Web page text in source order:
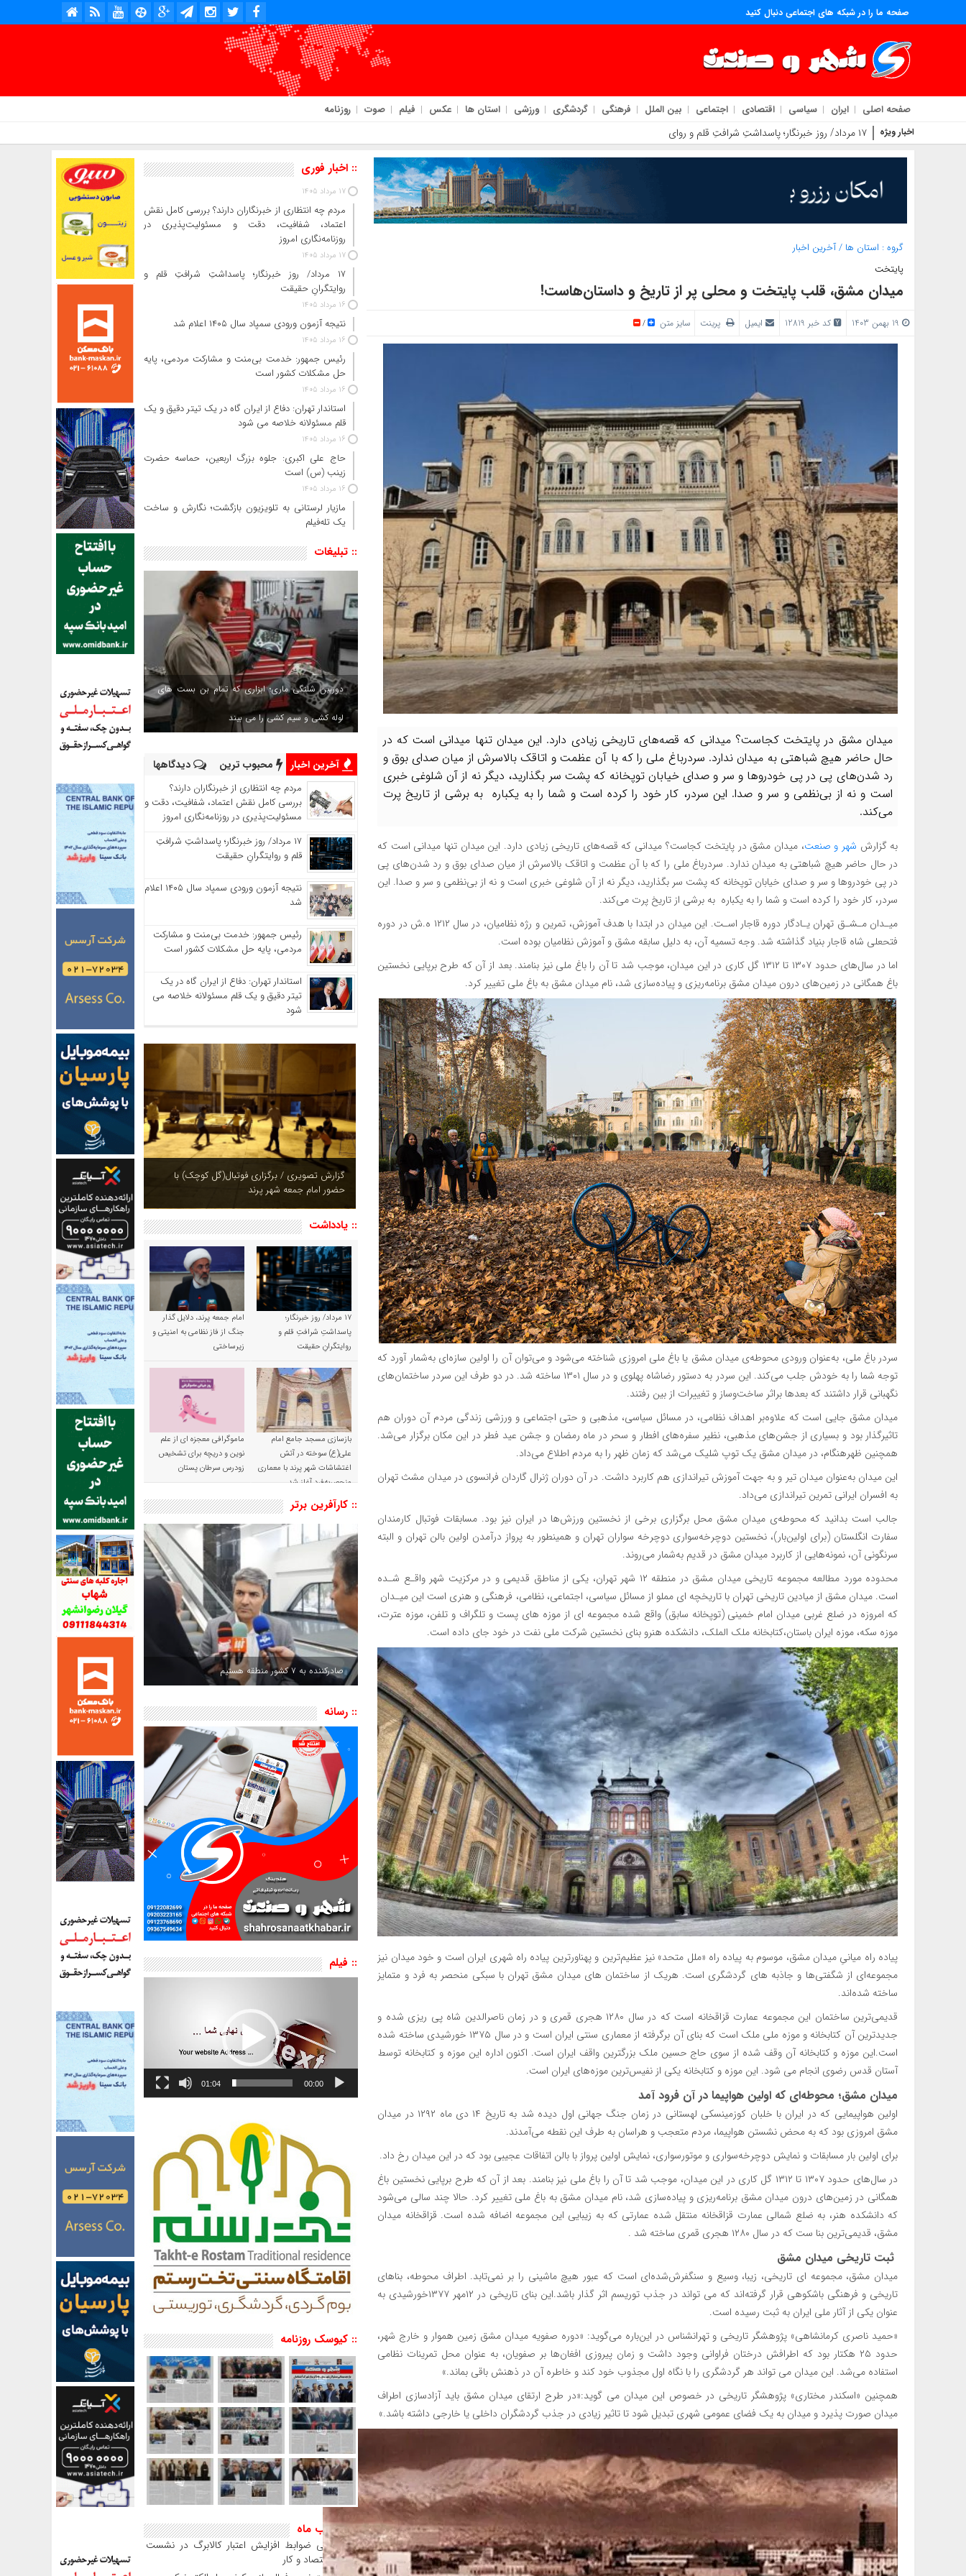
صفحه ما را در شبکه های اجتماعی دنبال کنید
صفحه اصلی ایران سیاسی اقتصادی اجتماعی بین الملل فرهنگی گردشگری ورزشی استان ها عکس فیلم صوت روزنامه
اخبار ویژه ۱۷ مرداد/ روز خبرنگار؛ پاسداشتِ شرافتِ قلم و روایتگرانِ حقیقت
گروه : استان ها /آخرین اخبار
پایتخت
میدان مشق، قلب پایتخت و محلی پر از تاریخ و داستان‌هاست!
کد خبر 12819 ایمیل پرینت سایز متن /
میدان مشق در پایتخت کجاست؟ میدانی که قصه‌های تاریخی زیادی دارد. این میدان تنها میدانی است که در
حال حاضر هیچ شباهتی به میدان ندارد. سردرباغ ملی را که با آن عظمت و اتاقک بالاسرش از میان صدای بوق و
رد شدن‌های پی در پی خودروها و سر و صدای خیابان توپخانه که پشت سر بگذارید، دیگر نه از آن شلوغی خبری
است و نه از بی‌نظمی و سر و صدا. این سردر، کار خود را کرده است و شما را به یکباره به برشی از تاریخ پرت
می‌کند.
به گزارش شهر و صنعت، میدان مشق در پایتخت کجاست؟ میدانی که قصه‌های تاریخی زیادی دارد. این میدان تنها میدانی است که
در حال حاضر هیچ شباهتی به میدان ندارد. سردرباغ ملی را که با آن عظمت و اتاقک بالاسرش از میان صدای بوق و رد شدن‌های پی
در پی خودروها و سر و صدای خیابان توپخانه که پشت سر بگذارید، دیگر نه از آن شلوغی خبری است و نه از بی‌نظمی و سر و صدا. این
سردر، کار خود را کرده است و شما را به یکباره به برشی از تاریخ پرت می‌کند.
میـدان مـشـق تهران یـادگار دوره قاجار اسـت. این میدان در ابتدا با هدف آموزش، تمرین و رژه نظامیان، در سال ۱۲۱۲ ه.ش در دوره
فتحعلی شاه قاجار بنیاد گذاشته شد. وجه تسمیه آن، به دلیل سابقه مشق و آموزش نظامیان بوده است.
اما در سال‌های حدود ۱۳۰۷ تا ۱۳۱۲ گل کاری در این میدان، موجب شد تا آن را باغ ملی نیز بنامند. بعد از آن که طرح برپایی نخستین
باغ همگانی در زمین‌های درون میدان مشق برنامه‌ریزی و پیاده‌سازی شد، نام میدان مشق به باغ ملی تغییر کرد.
سردر باغ ملی، به‌عنوان ورودی محوطه‌ی میدان مشق یا باغ ملی امروزی شناخته می‌شود و می‌توان آن را اولین سازه‌ای به‌شمار آورد که
توجه شما را به خودش جلب می‌کند. این سردر به دستور رضاشاه پهلوی و در سال ۱۳۰۱ ساخته شد. در دو طرف این سردر ساختمان‌های
نگهبانی قرار داشتند که بعدها براثر ساخت‌وساز و تغییرات از بین رفتند.
میدان مشق جایی است که علاوه‌بر اهداف نظامی، در مسائل سیاسی، مذهبی و حتی اجتماعی و ورزشی زندگی مردم آن دوران هم
تاثیرگذار بود و بسیاری از جشن‌های مذهبی، نظیر سفره‌های افطار و سحر در ماه رمضان و جشن عید فطر در این مکان برگزار می‌شد.
همچنین ظهرهنگام، در میدان مشق یک توپ شلیک می‌شد که زمان ظهر را به مردم اطلاع می‌داد.
این میدان به‌عنوان میدان تیر و به جهت آموزش تیراندازی هم کاربرد داشت. در آن دوران ژنرال گاردان فرانسوی در میدان مشث تهران
به افسران ایرانی تمرین تیراندازی می‌داد.
جالب است بدانید که محوطه‌ی میدان مشق محل برگزاری برخی از نخستین ورزش‌ها در ایران نیز بود. مسابقات فوتبال کارمندان
سفارت انگلستان (برای اولین‌بار)، نخستین دوچرخه‌سواری دوچرخه سواران تهران و همینطور به پرواز درآمدن اولین بالن تهران و البته
سرنگونی آن، نمونه‌هایی از کاربرد میدان مشق در قدیم به‌شمار می‌روند.
محدوده مورد مطالعه مجموعه تاریخی میدان مشق در منطقه ۱۲ شهر تهران، یکی از مناطق قدیمی و در مرکزیت شهر واقـع شـده
است. میدان مشق از میادین تاریخی تهران با تاریخچه ای مملو از مسائل سیاسی، اجتماعی، نظامی، فرهنگی و هنری است این میـدان
که امروزه در ضلع غربی میدان امام خمینی (توپخانه سابق) واقع شده مجموعه ای از موزه های پست و تلگراف و تلفن، موزه عترت،
موزه سکه، موزه ایران باستان،کتابخانه ملک الملک، دانشکده هنرو بنای نخستین شرکت ملی نفت در خود جای داده است.
پیاده ‌راه میانیِ میدان مشق، موسوم به پیاده‌ راه «ملل متحد» نیز عظیم‌ترین و پهناورترین پیاده‌ راه شهری ایران است و خود میدان نیز
مجموعه‌ای از شگفتی‌ها و جاذبه های گردشگری است. هریک از ساختمان ‌های میدان مشق تهران با سبکی منحصر به ‌فرد و متمایز
ساخته شده‌اند.
قدیمی‌ترین ساختمان این مجموعه عمارت قزاقخانه است که در سال ۱۲۸۰ هجری قمری و در زمان ناصرالدین شاه پی ریزی شده و
جدیدترین آن کتابخانه و موزه ملی ملک است که بنای آن برگرفته از معماری سنتی ایران است و در سال ۱۳۷۵ خورشیدی ساخته شده
است.این موزه و کتابخانه آن وقف شده از سوی حاج حسین ملک بزرگترین واقف ایران است. اکنون اداره این موزه و کتابخانه توسط
آستان قدس رضوی انجام می شود. این موزه و کتابخانه یکی از نفیس‌ترین موزه‌های ایران است.
میدان مشق؛ محوطه‌ای که اولین هواپیما در آن فرود آمد
اولین هواپیمایی که در ایران با خلبان کوزمینسکی لهستانی در زمان جنگ جهانی اول دیده شد به تاریخ ۱۴ دی ماه ۱۲۹۲ در میدان
مشق امروزی بود که به محض نشستن هواپیما، مردم متعجب و هراسان به طرف این نقطه می‌آمدند.
برای اولین بار مسابقات و نمایش دوچرخه‌سواری و موتورسواری، نمایش اولین پرواز با بالن اتفاقات عجیبی بود که در این میدان رخ داد.
در سال‌های حدود ۱۳۰۷ تا ۱۳۱۲ گل کاری در این میدان، موجب شد تا آن را باغ ملی نیز بنامند. بعد از آن که طرح برپایی نخستین باغ
همگانی در زمین‌های درون میدان مشق برنامه‌ریزی و پیاده‌سازی شد، نام میدان مشق به باغ ملی تغییر کرد. حالا چند سالی می‌شود
که دانشکده هنر، به ضلع شمالی عمارت قزاقخانه منتقل شده عمارتی که به زیبایی این مجموعه اضافه شده است. قزاقخانه میدان
مشق، قدیمی‌ترین بنا ست که در سال ۱۲۸۰ هجری قمری ساخته شد .
ثبت تاریخی میدان مشق
میدان مشق، مجموعه ای تاریخی، زیبا، وسیع و سنگفرش‌شده‌ای است که عبور هیچ ماشینی را بر نمی‌تابد. اطراف محوطه، بناهای
تاریخی و فرهنگی باشکوهی قرار گرفته‌اند که می تواند در جذب توریسم اثر گذار باشد.این بنای تاریخی در ۱۲مهر ۱۳۷۷خورشیدی به
عنوان یکی از آثار ملی ایران به ثبت رسیده است.
«حمید ناصری کرمانشاهی» پژوهشگر تاریخی و تهرانشناس در این‌باره می‌گوید: «دوره صفویه میدان مشق زمین هموار و خارج شهر،
حدود ۲۵ هکتار بود که اطرافش درختان فراوانی وجود داشت و زمان پیروزی افغان‌ها بر صفویان، به ‌عنوان محل تمرینات نظامی
استفاده می‌شد. این میدان می تواند هر گردشگری را با نگاه اول مجذوب خود کند و خاطره آن در ذهنش باقی بماند.»
همچنین «اسکندر مختاری» پژوهشگر تاریخی در خصوص این میدان می گوید:«در طرح ارتقای میدان مشق باید آزادسازی‌ اطراف
میدان صورت پذیرد و میدان به یک فضای عمومی شهری تبدیل شود تا تاثیر زیادی در جذب گردشگران داخلی یا خارجی داشته باشد.»
:: اخبار فوری
17 مرداد 1405
مردم چه انتظاری از خبرنگاران دارند؟ بررسی کامل نقش
اعتماد، شفافیت، دقت و مسئولیت‌پذیری در
روزنامه‌نگاری امروز
17 مرداد 1405
۱۷ مرداد/ روز خبرنگار؛ پاسداشتِ شرافتِ قلم و
روایتگرانِ حقیقت
16 مرداد 1405
نتیجه آزمون ورودی سمپاد سال ۱۴۰۵ اعلام شد
16 مرداد 1405
رئیس جمهور: خدمت بی‌منت و مشارکت مردمی، پایه
حل مشکلات کشور است
16 مرداد 1405
استاندار تهران: دفاع از ایران گاه در یک تیتر دقیق و یک
قلم مسئولانه خلاصه می شود
16 مرداد 1405
حاج‌ علی‌ اکبری: جلوه بزرگ اربعین، حماسه حضرت
زینب (س) است
16 مرداد 1405
مازیار لرستانی به تلویزیون بازگشت؛ نگارش و ساخت
یک تله‌فیلم
:: تبلیغات
دوربین شلنگی ماری؛ ابزاری که تمام بن بست های
لوله کشی و سیم کشی را می بیند
آخرین اخبار محبوب ترین دیدگاهها
مردم چه انتظاری از خبرنگاران دارند؟
بررسی کامل نقش اعتماد، شفافیت، دقت و
مسئولیت‌پذیری در روزنامه‌نگاری امروز
۱۷ مرداد/ روز خبرنگار؛ پاسداشتِ شرافتِ
قلم و روایتگرانِ حقیقت
نتیجه آزمون ورودی سمپاد سال ۱۴۰۵ اعلام
شد
رئیس جمهور: خدمت بی‌منت و مشارکت
مردمی، پایه حل مشکلات کشور است
استاندار تهران: دفاع از ایران گاه در یک
تیتر دقیق و یک قلم مسئولانه خلاصه می
شود
چشم نوازی بوستان های شهر پرند در فصل بهار +
تصاویر
:: یادداشت
۱۷ مرداد/ روز خبرنگار؛
پاسداشتِ شرافتِ قلم و
روایتگرانِ حقیقت
امام جمعه پرند، دلایل گذار
جنگ از فاز نظامی به امنیتی و
زیرساختی
بازسازی مسجد جامع امام
علی(ع) سوخته در آتش
اغتشاشات شهر پرند با معماری
منحصربه‌فرد آغاز شد
ماموگرافی معجزه ای از علم
نوین و دریچه برای تشخیص
زودرس سرطان پستان
:: کارآفرین برتر
صادرکننده به ۷ کشور منطقه هستیم
:: رسانه
:: فیلم
نمایشگر
00:00
01:04
:: کیوسک روزنامه
:: منتخب ماه
بررسی ضوابط افزایش اعتبار کالابرگ در نشست
وزرای اقتصاد و کار